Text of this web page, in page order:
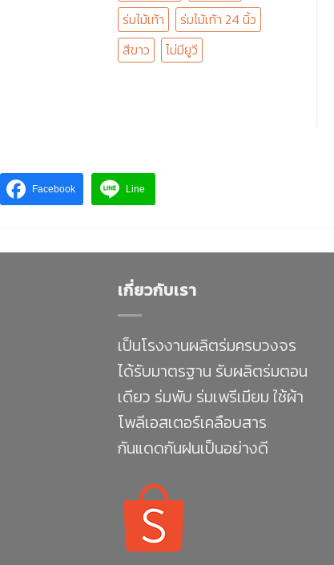
ร่มไม้เท้า
ร่มไม้เท้า 24 นิ้ว
สีขาว
ไม่มียูวี
Facebook Line
เกี่ยวกับเรา
เป็นโรงงานผลิตร่มครบวงจร
ได้รับมาตรฐาน รับผลิตร่มตอน
เดียว ร่มพับ ร่มเพรีเมียม ใช้ผ้า
โพลีเอสเตอร์เคลือบสาร
กันแดดกันฝนเป็นอย่างดี